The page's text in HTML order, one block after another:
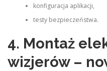
konfiguracja aplikacji,
testy bezpieczeństwa.
4. Montaż
wizjerów –